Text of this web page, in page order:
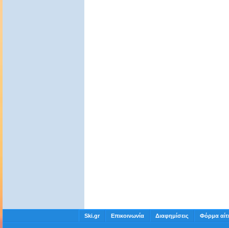
Ski.gr Επικοινωνία Διαφημίσεις Φόρμα